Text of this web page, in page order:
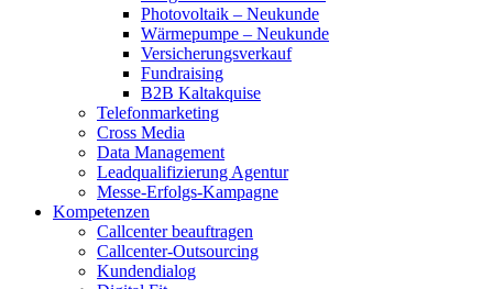
Photovoltaik – Neukunde
Wärmepumpe – Neukunde
Versicherungsverkauf
Fundraising
B2B Kaltakquise
Telefonmarketing
Cross Media
Data Management
Leadqualifizierung Agentur
Messe-Erfolgs-Kampagne
Kompetenzen
Callcenter beauftragen
Callcenter-Outsourcing
Kundendialog